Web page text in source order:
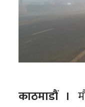
काठमाडौं ।